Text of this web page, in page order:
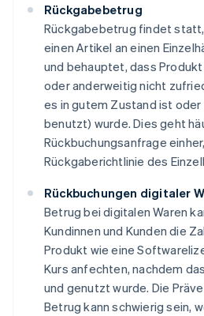
Rückgabebetrug
Rückgabebetrug findet
einen Artikel an einen
und behauptet, dass
oder anderweitig nicht
es in gutem Zustand ist
benutzt) wurde. Dies geht
Rückbuchungsanfrage
Rückgaberichtlinie des
Rückbuchungen digitaler
Betrug bei digitalen Waren
Kundinnen und Kunden die
Produkt wie eine
Kurs anfechten, nachdem
und genutzt wurde. Die
Betrug kann schwierig sein,